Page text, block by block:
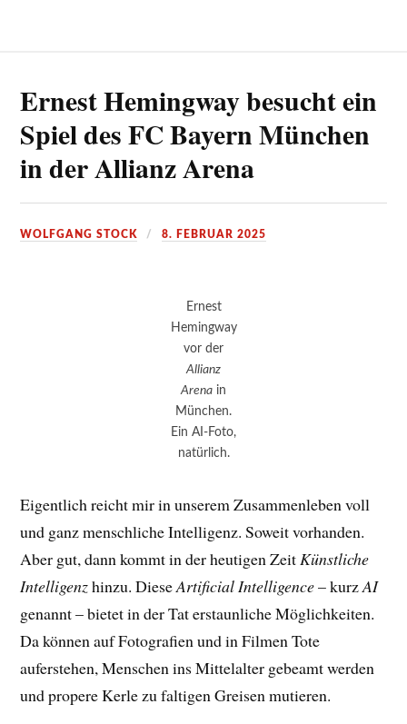
Ernest Hemingway besucht ein
Spiel des FC Bayern München
in der Allianz Arena
WOLFGANG STOCK 8. FEBRUAR 2025
Ernest
Hemingway
vor der
Allianz
Arena in
München.
Ein AI-Foto,
natürlich.
Eigentlich reicht mir in unserem Zusammenleben voll
und ganz menschliche Intelligenz. Soweit vorhanden.
Aber gut, dann kommt in der heutigen ZeitKünstliche
Intelligenzhinzu. DieseArtificial Intelligence– kurzAI
genannt – bietet in der Tat erstaunliche Möglichkeiten.
Da können auf Fotografien und in Filmen Tote
auferstehen, Menschen ins Mittelalter gebeamt werden
und propere Kerle zu faltigen Greisen mutieren.